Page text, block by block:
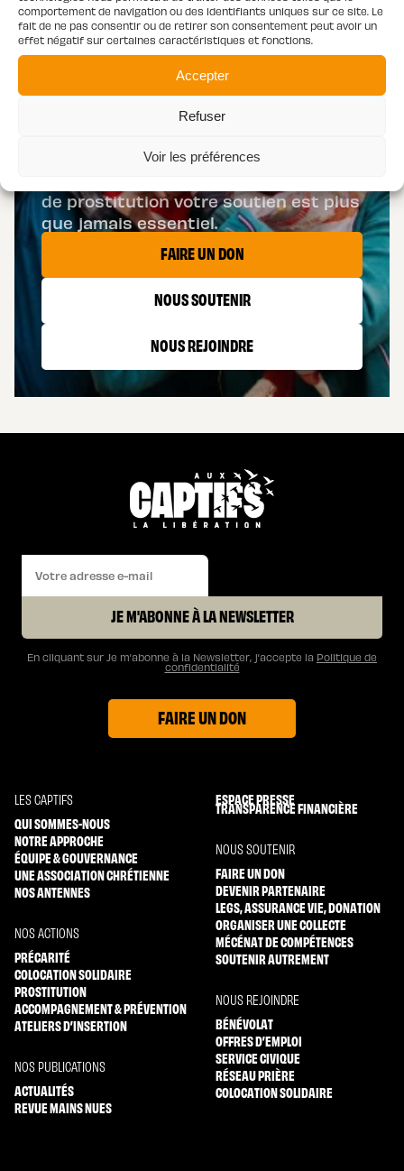
comportement de navigation ou des identifiants uniques sur ce site. Le
fait de ne pas consentir ou de retirer son consentement peut avoir un
effet négatif sur certaines caractéristiques et fonctions.
Accepter
Refuser
Voir les préférences
LES CAPTIFS
Vous pouvez nous aider de plusieurs
bénévole ou faire un don. Pour les
de prostitution votre soutien est plus
que jamais essentiel.
FAIRE UN DON
NOUS SOUTENIR
NOUS REJOINDRE
JE M'ABONNE À LA NEWSLETTER
En cliquant sur Je m’abonne à la Newsletter, j’accepte la Politique de
confidentialité
FAIRE UN DON
LES CAPTIFS
QUI SOMMES-NOUS
NOTRE APPROCHE
ÉQUIPE & GOUVERNANCE
UNE ASSOCIATION CHRÉTIENNE
NOS ANTENNES
NOS ACTIONS
PRÉCARITÉ
COLOCATION SOLIDAIRE
PROSTITUTION
ACCOMPAGNEMENT & PRÉVENTION
ATELIERS D’INSERTION
NOS PUBLICATIONS
ACTUALITÉS
REVUE MAINS NUES
ESPACE PRESSE
TRANSPARENCE FINANCIÈRE
NOUS SOUTENIR
FAIRE UN DON
DEVENIR PARTENAIRE
LEGS, ASSURANCE VIE, DONATION
ORGANISER UNE COLLECTE
MÉCÉNAT DE COMPÉTENCES
SOUTENIR AUTREMENT
NOUS REJOINDRE
BÉNÉVOLAT
OFFRES D’EMPLOI
SERVICE CIVIQUE
RÉSEAU PRIÈRE
COLOCATION SOLIDAIRE